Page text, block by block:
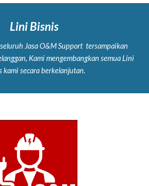
Lini Bisnis
Jasa O&M Support tersampaikan
Kami mengembangkan semua Lini
kami secara berkelanjutan.